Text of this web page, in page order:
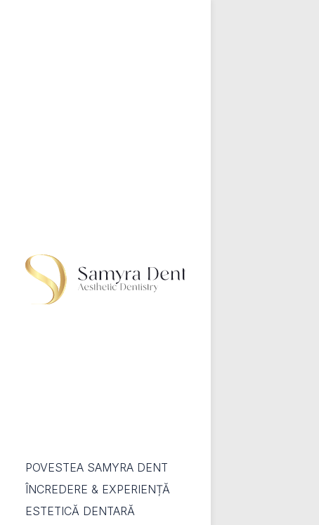
POVESTEA SAMYRA DENT
ÎNCREDERE & EXPERIENȚĂ
ESTETICĂ DENTARĂ